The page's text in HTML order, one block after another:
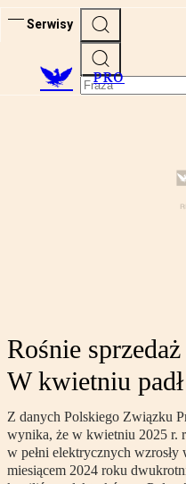
Serwisy
PRO
Rośnie
W kwietniu
Z danych Polskiego Związku
wynika, że w kwietniu 2025 r.
w pełni elektrycznych
miesiącem 2024 roku